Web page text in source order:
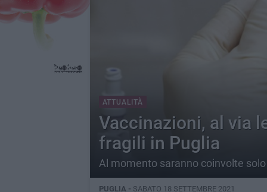
ATTUALITÀ
Vaccinazioni, al via
fragili in Puglia
Al momento saranno coinvolte
PUGLIA - SABATO 18 SETTEMBRE 2021